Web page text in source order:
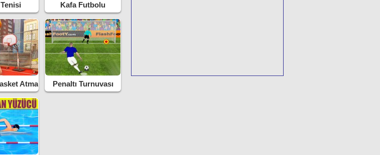
Kafa Futbolu
Atma Penaltı Turnuvası